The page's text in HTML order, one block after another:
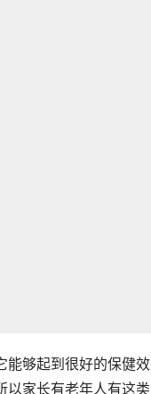
够起到很好的保健
家长有老年人有这